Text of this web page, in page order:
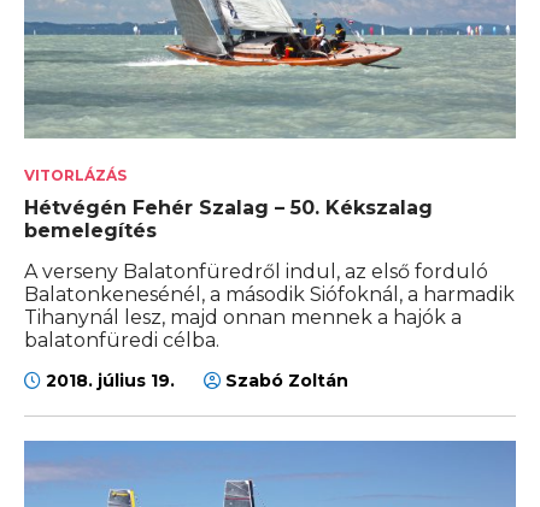
VITORLÁZÁS
Hétvégén Fehér Szalag – 50. Kékszalag
bemelegítés
A verseny Balatonfüredről indul, az első forduló
Balatonkenesénél, a második Siófoknál, a harmadik
Tihanynál lesz, majd onnan mennek a hajók a
balatonfüredi célba.
2018. július 19. Szabó Zoltán